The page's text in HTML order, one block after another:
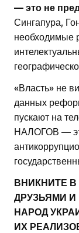
— это не
Сингапура,
необходимые
«Власть» не
данных
пускают на
НАЛОГОВ —
ВНИКНИТЕ
ДРУЗЬЯМИ
НАРОД
ИХ